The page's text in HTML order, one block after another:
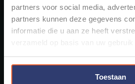
partners voor social media,
partners kunnen deze gegevens
informatie die u aan ze heeft
verzameld op basis van uw
Toestaan
Levertijd: Bestellingen op ma. t/m vrij.
dezelfde dag verstuurd.
Merk: Cable-Engineer
-